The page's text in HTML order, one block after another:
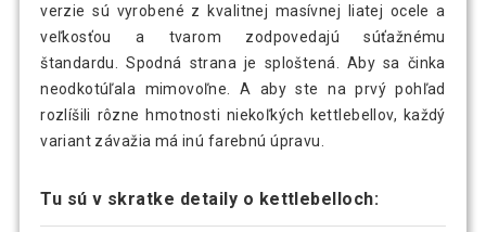
verzie sú vyrobené z kvalitnej masívnej liatej ocele a
veľkosťou a tvarom zodpovedajú súťažnému
štandardu. Spodná strana je sploštená. Aby sa činka
neodkotúľala mimovoľne. A aby ste na prvý pohľad
rozlíšili rôzne hmotnosti niekoľkých kettlebellov, každý
variant závažia má inú farebnú úpravu.
Tu sú v skratke detaily o kettlebelloch: